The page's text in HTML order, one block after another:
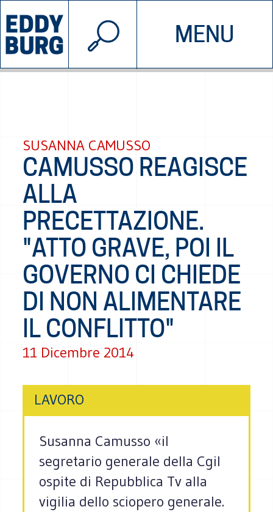
MENU
INIZIATIVE CHI SIAMO
© 2026 EDDYBURG
SUSANNA CAMUSSO
CAMUSSO REAGISCE
ALLA
PRECETTAZIONE.
"ATTO GRAVE, POI IL
GOVERNO CI CHIEDE
DI NON ALIMENTARE
IL CONFLITTO"
11 Dicembre 2014
LAVORO
Susanna Camusso «il
segretario generale della Cgil
ospite di Repubblica Tv alla
vigilia dello sciopero generale.